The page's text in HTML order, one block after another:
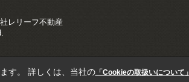
レリーフ不動産
す。 詳しくは、当社の「Cookieの取扱いについて」